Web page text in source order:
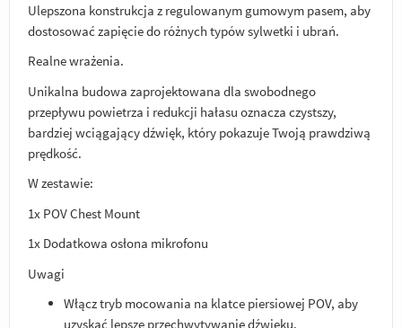
Ulepszona konstrukcja z regulowanym gumowym pasem, aby
dostosować zapięcie do różnych typów sylwetki i ubrań.
Realne wrażenia.
Unikalna budowa zaprojektowana dla swobodnego
przepływu powietrza i redukcji hałasu oznacza czystszy,
bardziej wciągający dźwięk, który pokazuje Twoją prawdziwą
prędkość.
W zestawie:
1x POV Chest Mount
1x Dodatkowa osłona mikrofonu
Uwagi
Włącz tryb mocowania na klatce piersiowej POV, aby
uzyskać lepsze przechwytywanie dźwięku.